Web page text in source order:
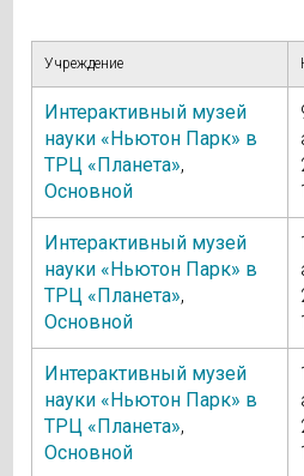
Учреждение
Интерактивный музей
науки «Ньютон Парк» в
ТРЦ «Планета»,
Основной
Интерактивный музей
науки «Ньютон Парк» в
ТРЦ «Планета»,
Основной
Интерактивный музей
науки «Ньютон Парк» в
ТРЦ «Планета»,
Основной